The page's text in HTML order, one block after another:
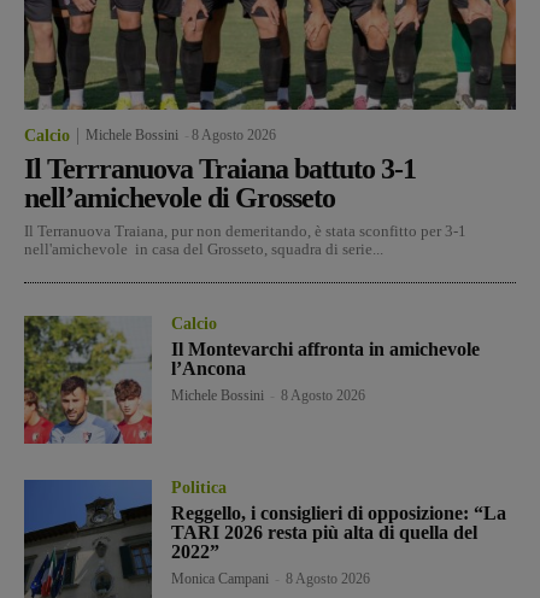
Calcio Michele Bossini 8 Agosto 2026
Il Terrranuova Traiana battuto 3-1
nell’amichevole di Grosseto
Il Terranuova Traiana, pur non demeritando, è stata sconfitto per 3-1
nell'amichevole in casa del Grosseto, squadra di serie...
Calcio
Il Montevarchi affronta in amichevole
l’Ancona
Michele Bossini 8 Agosto 2026
Politica
Reggello, i consiglieri di opposizione: “La
TARI 2026 resta più alta di quella del
2022”
Monica Campani 8 Agosto 2026